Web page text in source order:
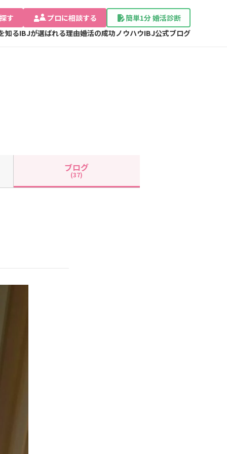
す プロに相談する
簡単1分 婚活診断
知るIBJが選ばれる理由婚活の成功ノウハウIBJ公式ブログ
ブログ
(37)